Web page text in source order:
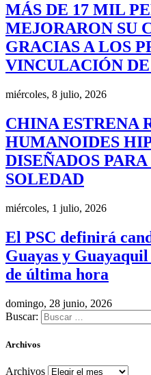
MÁS DE 17 MIL
MEJORARON SU
GRACIAS A LOS
VINCULACIÓN
miércoles, 8 julio, 2026
CHINA ESTRENA
HUMANOIDES
DISEÑADOS
SOLEDAD
miércoles, 1 julio, 2026
El PSC definirá
Guayas y Guayaquil
de última hora
domingo, 28 junio, 2026
Buscar:
Archivos
Archivos